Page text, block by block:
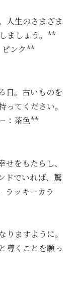
人生のさまざま
ましょう。**
ピンク**
日。古いものを
てください。
：茶色**
をもたらし、
ドでいれば、驚
ラッキーカラ
ますように。
導くことを願っ